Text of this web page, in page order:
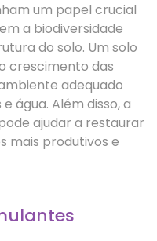
um papel crucial
a biodiversidade
do solo. Um solo
crescimento das
adequado
água. Além disso, a
ajudar a restaurar
mais produtivos e